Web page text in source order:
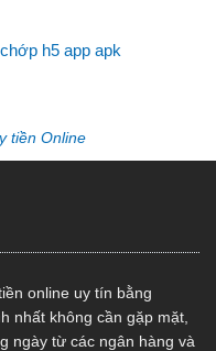
h5 app apk
tiền Online
online uy tín bằng
nhất không cần gặp mặt,
ngày từ các ngân hàng và